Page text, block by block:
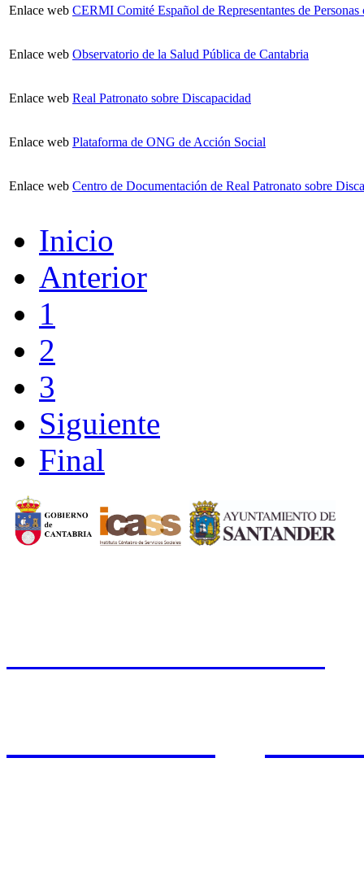
Enlace web CERMI Comité Español de Representantes de
Enlace web Observatorio de la Salud Pública de Cantabria
Enlace web Real Patronato sobre Discapacidad
Enlace web Plataforma de ONG de Acción Social
Enlace web Centro de Documentación de Real Patronato sobre
Inicio
Anterior
1
2
3
Siguiente
Final